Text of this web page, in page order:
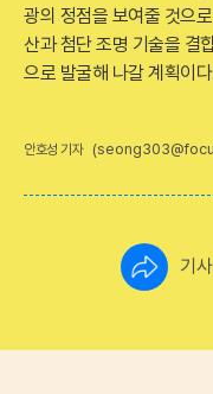
광의 정점을 보여줄 것으
산과 첨단 조명 기술을 결
으로 발굴해 나갈 계획이
안호성 기자
기